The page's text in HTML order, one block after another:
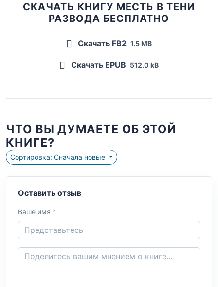
СКАЧАТЬ КНИГУ МЕСТЬ В ТЕНИ
РАЗВОДА БЕСПЛАТНО
Скачать FB2 1.5 MB
Скачать EPUB 512.0 kB
ЧТО ВЫ ДУМАЕТЕ ОБ ЭТОЙ
КНИГЕ?
Сортировка: Сначала новые
Оставить отзыв
Ваше имя *